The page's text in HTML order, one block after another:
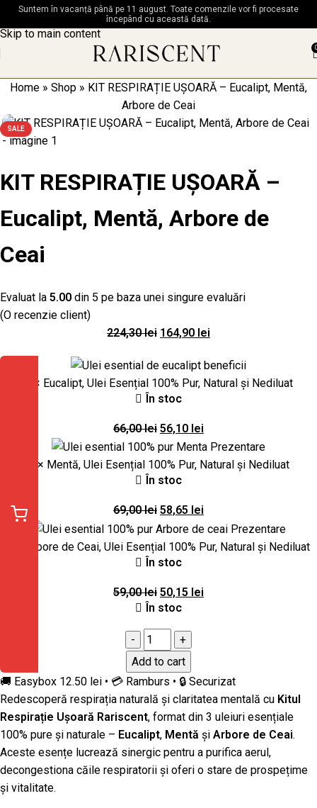
Skip to navigation
Skip to main content
Suntem în vacanță până pe 11 august. Toate comenzile vor fi procesate
începând cu această dată.
Home » Shop » KIT RESPIRAȚIE UȘOARĂ – Eucalipt, Mentă,
Arbore de Ceai
SALE
KIT RESPIRAȚIE UȘOARĂ –
Eucalipt, Mentă, Arbore de
Ceai
Evaluat la 5.00 din 5 pe baza unei singure evaluări
(O recenzie client)
224,30lei 164,90 lei
1 × Eucalipt, Ulei Esențial 100% Pur, Natural și Nediluat
În stoc
66,00lei 56,10 lei
1 × Mentă, Ulei Esențial 100% Pur, Natural și Nediluat
În stoc
69,00lei 58,65 lei
Arbore de Ceai, Ulei Esențial 100% Pur, Natural și Nediluat
În stoc
59,00lei 50,15 lei
În stoc
Add to cart
🚚 Easybox 12.50 lei • 💳 Ramburs • 🔒 Securizat
Redescoperă respirația naturală și claritatea mentală cu Kitul
Respirație Ușoară Rariscent, format din 3 uleiuri esențiale
100% pure și naturale – Eucalipt, Mentă și Arbore de Ceai.
Aceste esențe lucrează sinergic pentru a purifica aerul,
decongestiona căile respiratorii și oferi o stare de prospețime
și vitalitate.